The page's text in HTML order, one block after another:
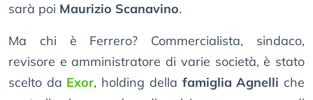
sarà poi Maurizio Scanavino.
Ma chi è Ferrero? Commercialista, sindaco,
revisore e amministratore di varie società, è stato
scelto da Exor, holding della famiglia Agnelli che